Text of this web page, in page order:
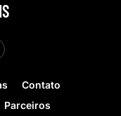
Contato
Parceiros